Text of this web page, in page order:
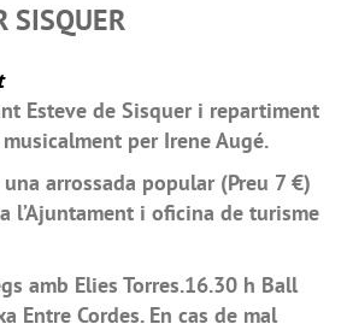
SISQUER
Esteve de Sisquer i repartiment
per Irene Augé.
arrossada popular (Preu 7 €)
l’Ajuntament i oficina de turisme
amb Elies Torres.16.30 h Ball
Entre Cordes. En cas de mal